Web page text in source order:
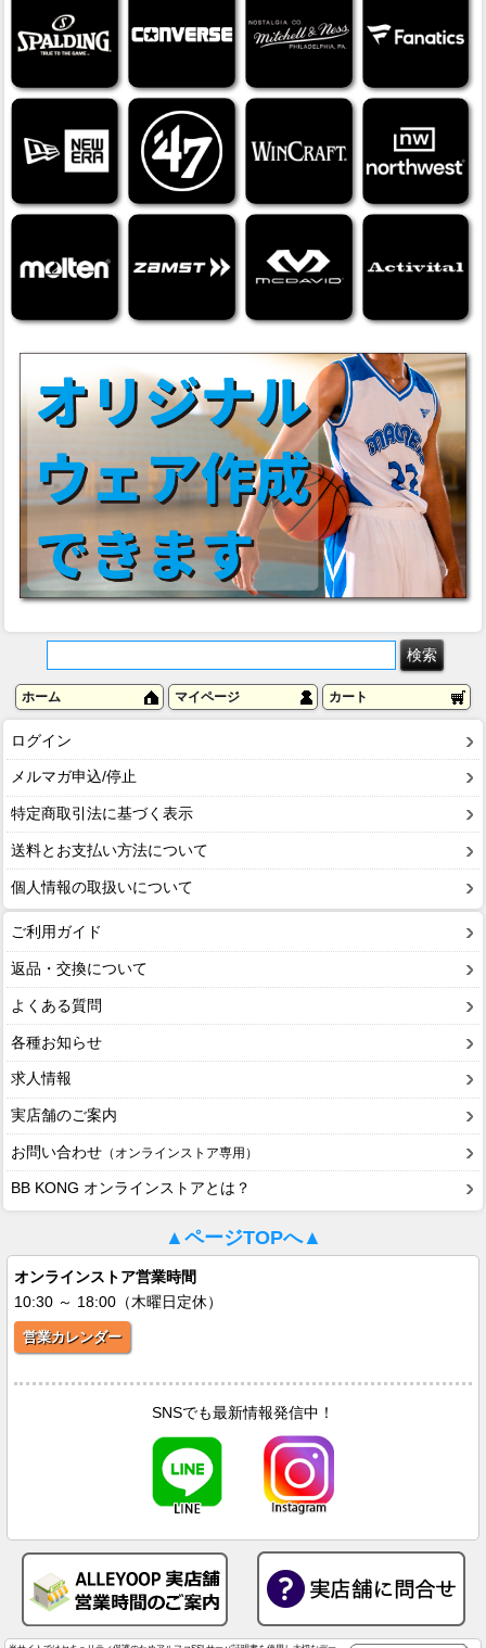
ホーム マイページ カート
ログイン
メルマガ申込/停止
特定商取引法に基づく表示
送料とお支払い方法について
個人情報の取扱いについて
ご利用ガイド
返品・交換について
よくある質問
各種お知らせ
求人情報
実店舗のご案内
お問い合わせ （オンラインストア専用）
BB KONG オンラインストアとは？
▲ページTOPへ▲
オンラインストア営業時間
10:30 ～ 18:00（木曜日定休）
営業カレンダー
SNSでも最新情報発信中！